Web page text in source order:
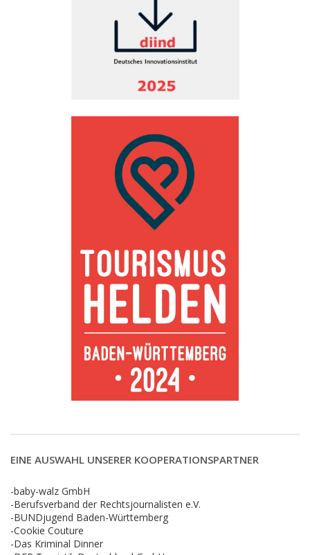
EINE AUSWAHL UNSERER KOOPERATIONSPARTNER
-baby-walz GmbH
-Berufsverband der Rechtsjournalisten e.V.
-BUNDjugend Baden-Württemberg
-Cookie Couture
-Das Kriminal Dinner